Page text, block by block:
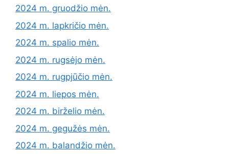
2024 m. gruodžio mėn.
2024 m. lapkričio mėn.
2024 m. spalio mėn.
2024 m. rugsėjo mėn.
2024 m. rugpjūčio mėn.
2024 m. liepos mėn.
2024 m. birželio mėn.
2024 m. gegužės mėn.
2024 m. balandžio mėn.